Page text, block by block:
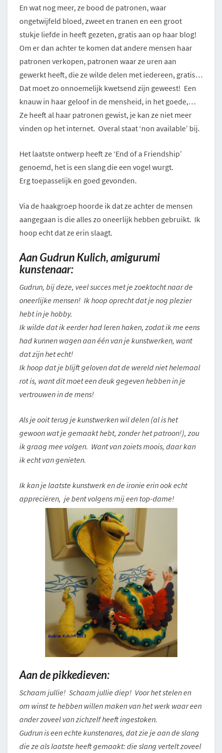
En wat nog meer, ze bood de patronen, waar
ongetwijfeld bloed, zweet en tranen en een groot
stukje liefde in heeft gezeten, gratis aan op haar blog!
Om er dan achter te komen dat andere mensen haar
patronen verkopen, patronen waar ze uren aan
gewerkt heeft, die ze wilde delen met iedereen, gratis…
Dat moet zo onnoemelijk kwetsend zijn geweest! Een
knauw in haar geloof in de mensheid, in het goede,…
Ze heeft al haar patronen gewist, je kan ze niet meer
vinden op het internet. Overal staat ‘non available’ bij.
Het laatste ontwerp heeft ze ‘End of a Friendship’
genoemd, het is een slang die een vogel wurgt.
Erg toepasselijk en goed gevonden.
Via de haakgroep hoorde ik dat ze achter de mensen
aangegaan is die alles zo oneerlijk hebben gebruikt. Ik
hoop echt dat ze erin slaagt.
Aan Gudrun Kulich, amigurumi
kunstenaar:
Gudrun, bij deze, veel succes met je zoektocht naar de
oneerlijke mensen! Ik hoop oprecht dat je nog plezier
hebt in je hobby.
Ik wilde dat ik eerder had leren haken, zodat ik me eens
had kunnen wagen aan één van je kunstwerken, want
dat zijn het echt!
Ik hoop dat je blijft geloven dat de wereld niet helemaal
rot is, want dit moet een deuk gegeven hebben in je
vertrouwen in de mens!
Als je ooit terug je kunstwerken wil delen (al is het
gewoon wat je gemaakt hebt, zonder het patroon!), zou
ik graag mee volgen. Want van zoiets moois, daar kan
ik echt van genieten.
Ik kan je laatste kunstwerk en de ironie erin ook echt
appreciëren, je bent volgens mij een top-dame!
Aan de pikkedieven:
Schaam jullie! Schaam jullie diep! Voor het stelen en
om winst te hebben willen maken van het werk waar een
ander zoveel van zichzelf heeft ingestoken.
Gudrun is een echte kunstenares, dat zie je aan de slang
die ze als laatste heeft gemaakt: die slang vertelt zoveel